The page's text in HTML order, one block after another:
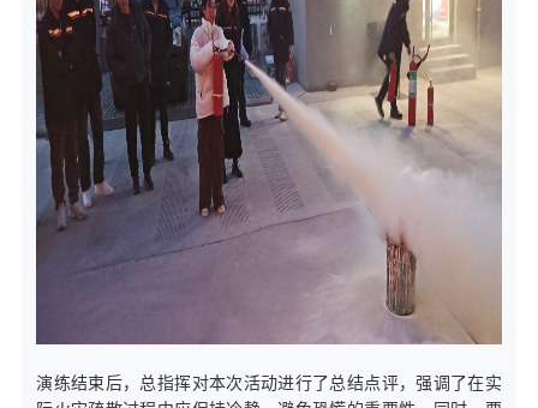
演练结束后，总指挥对本次活动进行了总结点评，强调了在实